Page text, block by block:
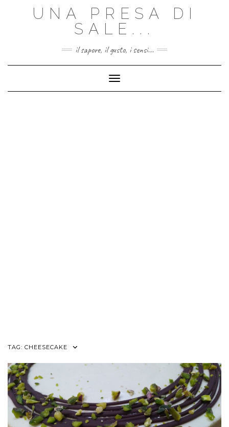
UNA PRESA DI
SALE...
il sapore, il gusto, i sensi...
Toggle Navigation
TAG: CHEESECAKE